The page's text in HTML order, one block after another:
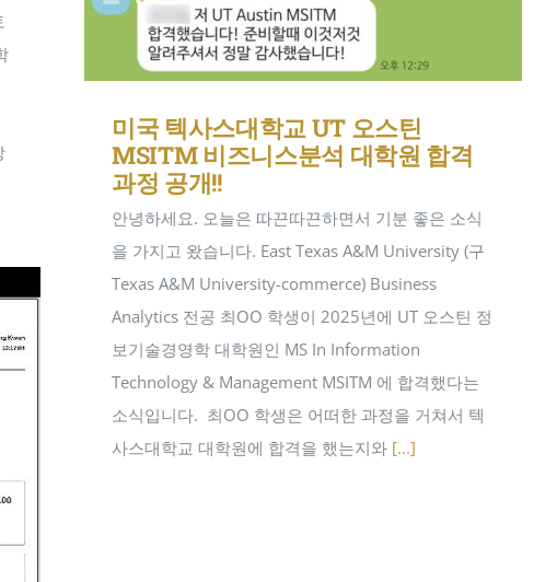
미국 텍사스대학교 UT 오스틴
MSITM 비즈니스분석 대학원 합격
과정 공개!!
안녕하세요. 오늘은 따끈따끈하면서 기분 좋은 소식
을 가지고 왔습니다. East Texas A&M University (구
Texas A&M University-commerce) Business
Analytics 전공 최OO 학생이 2025년에 UT 오스틴 정
보기술경영학 대학원인 MS In Information
Technology & Management MSITM 에 합격했다는
소식입니다. ​ 최OO 학생은 어떠한 과정을 거쳐서 텍
사스대학교 대학원에 합격을 했는지와 [...]